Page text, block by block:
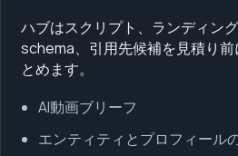
ハブはスクリプト、ランディン
schema、引用先候補を見積り前
とめます。
AI動画ブリーフ
エンティティとプロフィール